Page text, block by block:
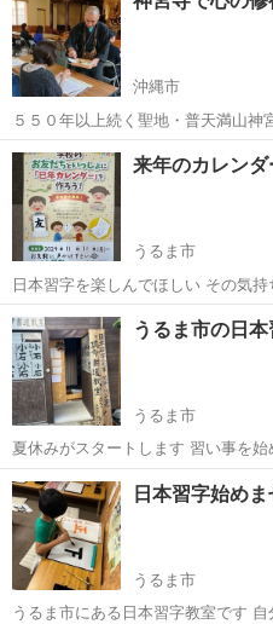
子 静かな子 のんびりな子 不登
ペースで 美文字を目指し...
沖縄市
５５０年以上続く聖地・普天満山神
活しませんか？ 呼吸や発声法を中
ましょう 日 時：2025年1月14日（火）9：00～11：00 ＊8：30集合
受講料...
沖縄 沖縄市 日本文化 朝
来年のカレン
うるま市
日本習字を楽しんでほしい その気持
作りをしています 自分で書きたい文字を考え 自由にカレンダーに書き
込む 自宅用や祖父母へのプレゼント等 大変喜ばれています 習い事を
してほしい 習い事を...
沖縄 うるま市 書道 日
うるま市の日
うるま市
夏休みがスタートします 習い事を始めてみたい 字をキレイにしたい
夏休みの間だけチャレンジしたい きっかけや思いはそれぞれです 厳し
い習字教室ではありません のびのび
方 体験も受け付けてい...
沖縄 うるま市 書道 日
日本習字始めま
うるま市
うるま市にある日本習字教室です 自分のペースで キレイな文字を手に